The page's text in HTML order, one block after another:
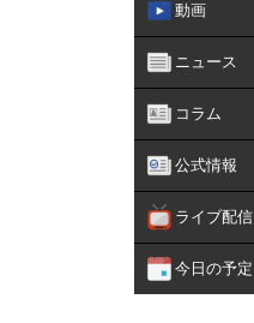
動画
ニュース
コラム
公式情報
ライブ配信
今日の予定